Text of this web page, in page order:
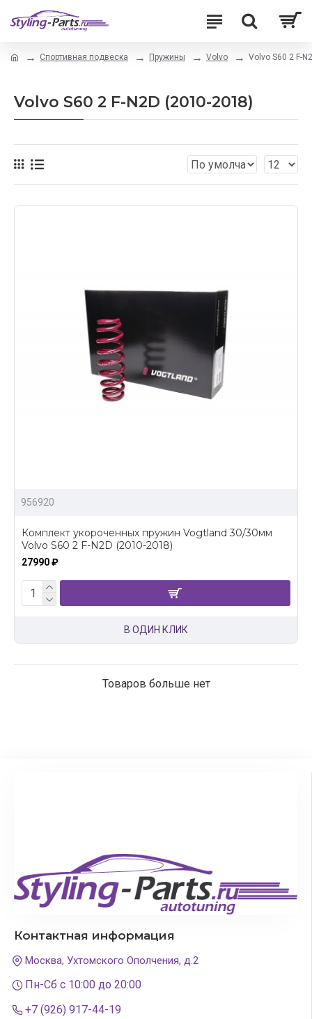
Спортивная подвеска Пружины Volvo Volvo S60 2 F-
Volvo S60 2 F-N2D (2010-2018)
956920
Комплект укороченных пружин Vogtland 30/30мм
Volvo S60 2 F-N2D (2010-2018)
27990 ₽
В ОДИН КЛИК
Товаров больше нет
Контактная информация
Москва, Ухтомского Ополчения, д.2
Пн-Сб с 10:00 до 20:00
+7 (926) 917-44-19